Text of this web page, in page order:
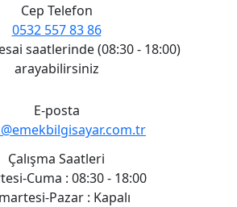
Cep Telefon
0532 557 83 86
saatlerinde (08:30 - 18:00)
arayabilirsiniz
E-posta
Çalışma Saatleri
Cuma : 08:30 - 18:00
Pazar : Kapalı